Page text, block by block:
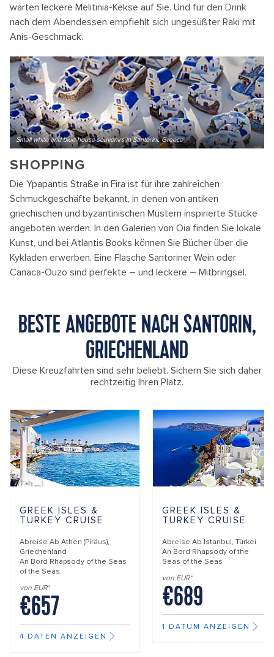
warten leckere Melitinia-Kekse auf Sie. Und für den Drink
nach dem Abendessen empfiehlt sich ungesüßter Raki mit
Anis-Geschmack.
Small white and blue house souvenirs in Santorini, Greece
SHOPPING
Die Ypapantis Straße in Fira ist für ihre zahlreichen
Schmuckgeschäfte bekannt, in denen von antiken
griechischen und byzantinischen Mustern inspirierte Stücke
angeboten werden. In den Galerien von Oia finden Sie lokale
Kunst, und bei Atlantis Books können Sie Bücher über die
Kykladen erwerben. Eine Flasche Santoriner Wein oder
Canaca-Ouzo sind perfekte – und leckere – Mitbringsel.
BESTE ANGEBOTE NACH SANTORIN,
GRIECHENLAND
Diese Kreuzfahrten sind sehr beliebt. Sichern Sie sich daher
rechtzeitig Ihren Platz.
GREEK ISLES &
TURKEY CRUISE
Abreise Ab Athen (Piräus),
Griechenland
An Bord Rhapsody of the Seas
of the Seas
von EUR*
€657
4 DATEN ANZEIGEN
GREEK ISLES &
TURKEY CRUISE
Abreise Ab Istanbul, Türkei
An Bord Rhapsody of the
Seas of the Seas
von EUR*
€689
1 DATUM ANZEIGEN